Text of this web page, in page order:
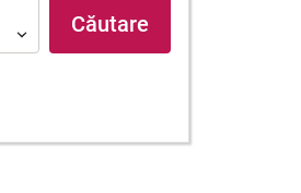
Căutare